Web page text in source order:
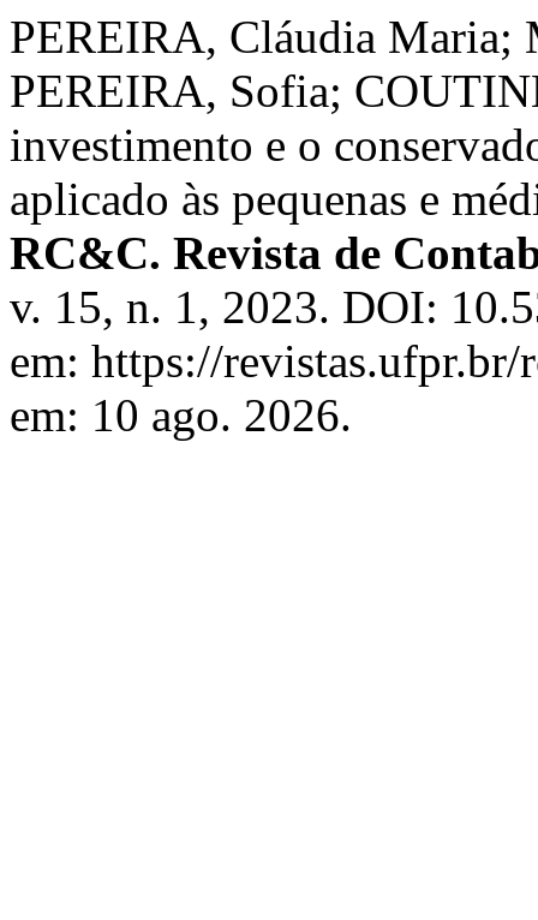
PEREIRA, Cláudia Maria;
PEREIRA, Sofia;
investimento e o
aplicado às pequenas e
RC&C. Revista de
v. 15, n. 1, 2023. DOI:
em: https://
em: 10 ago. 2026.